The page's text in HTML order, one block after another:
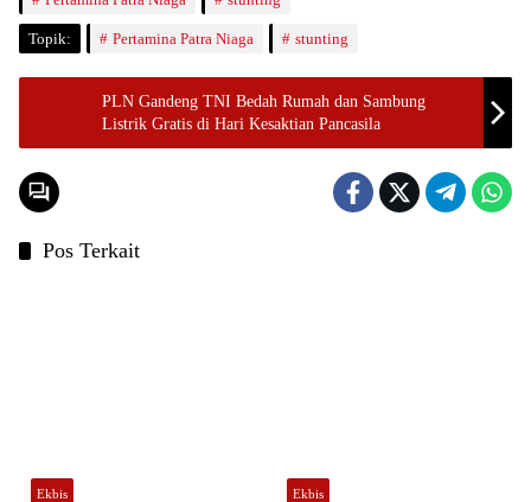
Topik: Pertamina Patra Niaga stunting
PLN Gandeng TNI Bedah Rumah dan Sambung
Listrik Gratis di Hari Kesaktian Pancasila
Pos Terkait
Ekbis Ekbis